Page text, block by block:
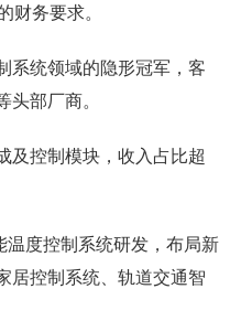
财务要求。
系统领域的隐形冠军，客
头部厂商。
及控制模块，收入占比超
温度控制系统研发，布局新
居控制系统、轨道交通智